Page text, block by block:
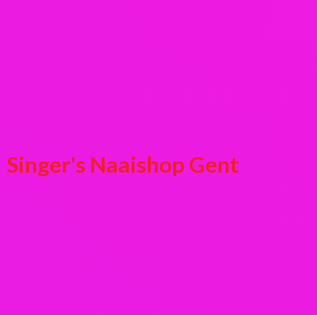
Singer's Naaishop Gent